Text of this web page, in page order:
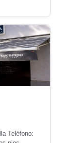
Teléfono: